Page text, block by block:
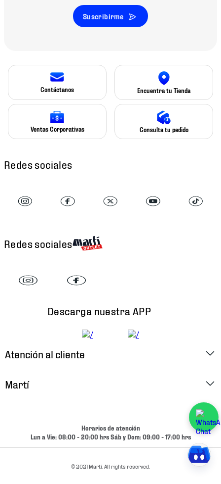
Suscribirme
Contáctanos Encuentra tu Tienda
Ventas Corporativas Consulta tu pedido
Redes sociales
Redes sociales
Descarga nuestra APP
Atención al cliente
Cambios y Devoluciones
Martí
Términos y Condiciones
Horarios de atención
Lun a Vie: 08:00 - 20:00 hrs Sáb y Dom: 09:00 - 17:00 hrs
© 2021 Martí. All rights reserved.